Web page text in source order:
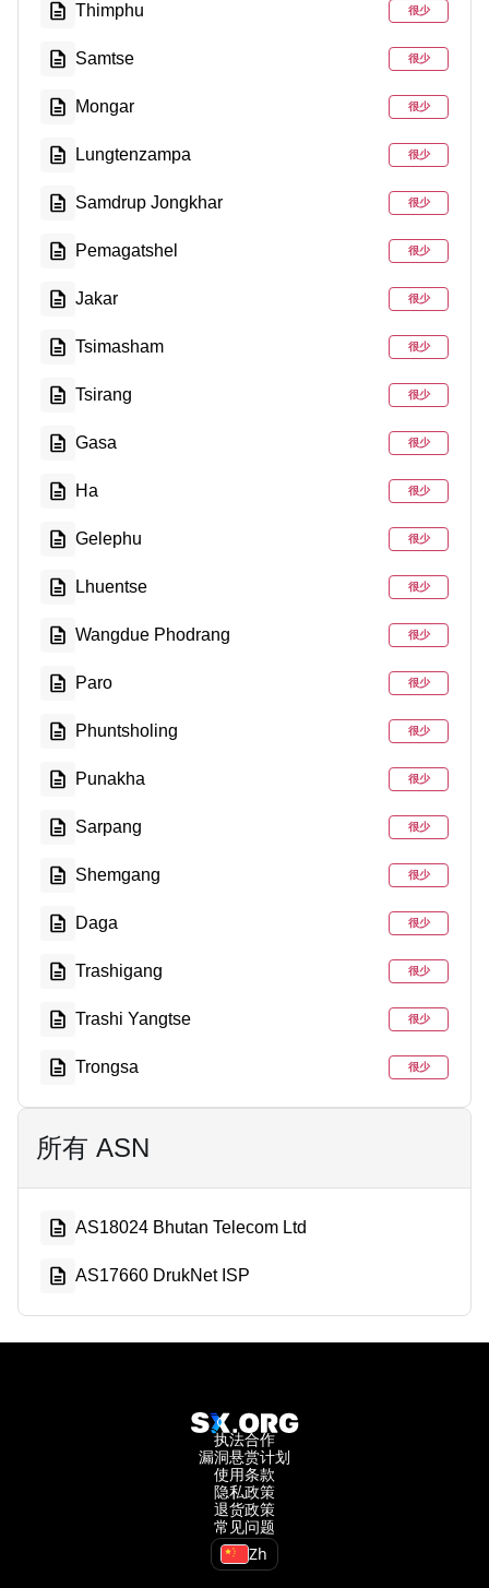
Thimphu 很少
Samtse 很少
Mongar 很少
Lungtenzampa 很少
Samdrup Jongkhar 很少
Pemagatshel 很少
Jakar 很少
Tsimasham 很少
Tsirang 很少
Gasa 很少
Ha 很少
Gelephu 很少
Lhuentse 很少
Wangdue Phodrang 很少
Paro 很少
Phuntsholing 很少
Punakha 很少
Sarpang 很少
Shemgang 很少
Daga 很少
Trashigang 很少
Trashi Yangtse 很少
Trongsa 很少
所有 ASN
AS18024 Bhutan Telecom Ltd
AS17660 DrukNet ISP
执法合作
漏洞悬赏计划
使用条款
隐私政策
退货政策
常见问题
Zh